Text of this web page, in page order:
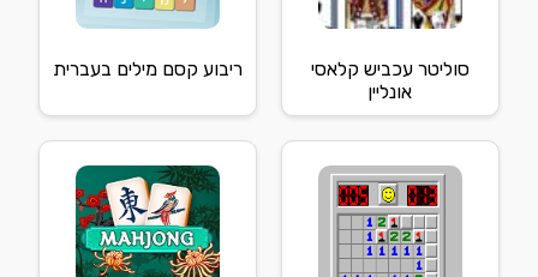
סוליטר עכביש קלאסי
אונליין
ריבוע קסם מילים בעברית